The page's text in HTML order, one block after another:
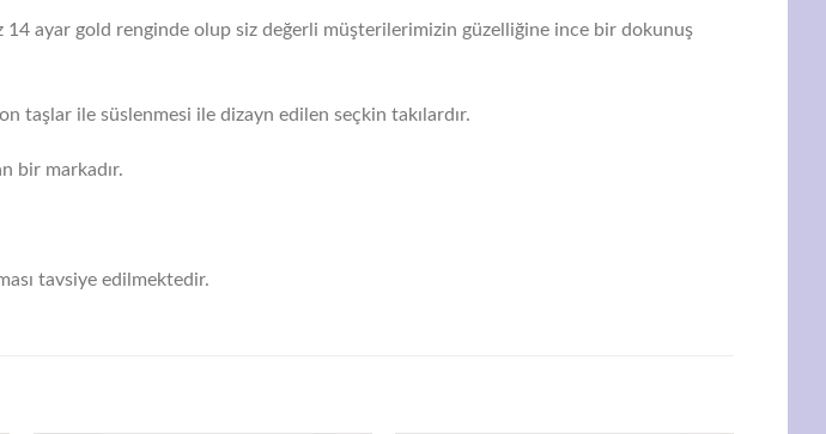
ayar gold renginde olup siz değerli müşterilerimizin güzelliğine ince bir dokunuş
taşlar ile süslenmesi ile dizayn edilen seçkin takılardır.
bir markadır.
tavsiye edilmektedir.